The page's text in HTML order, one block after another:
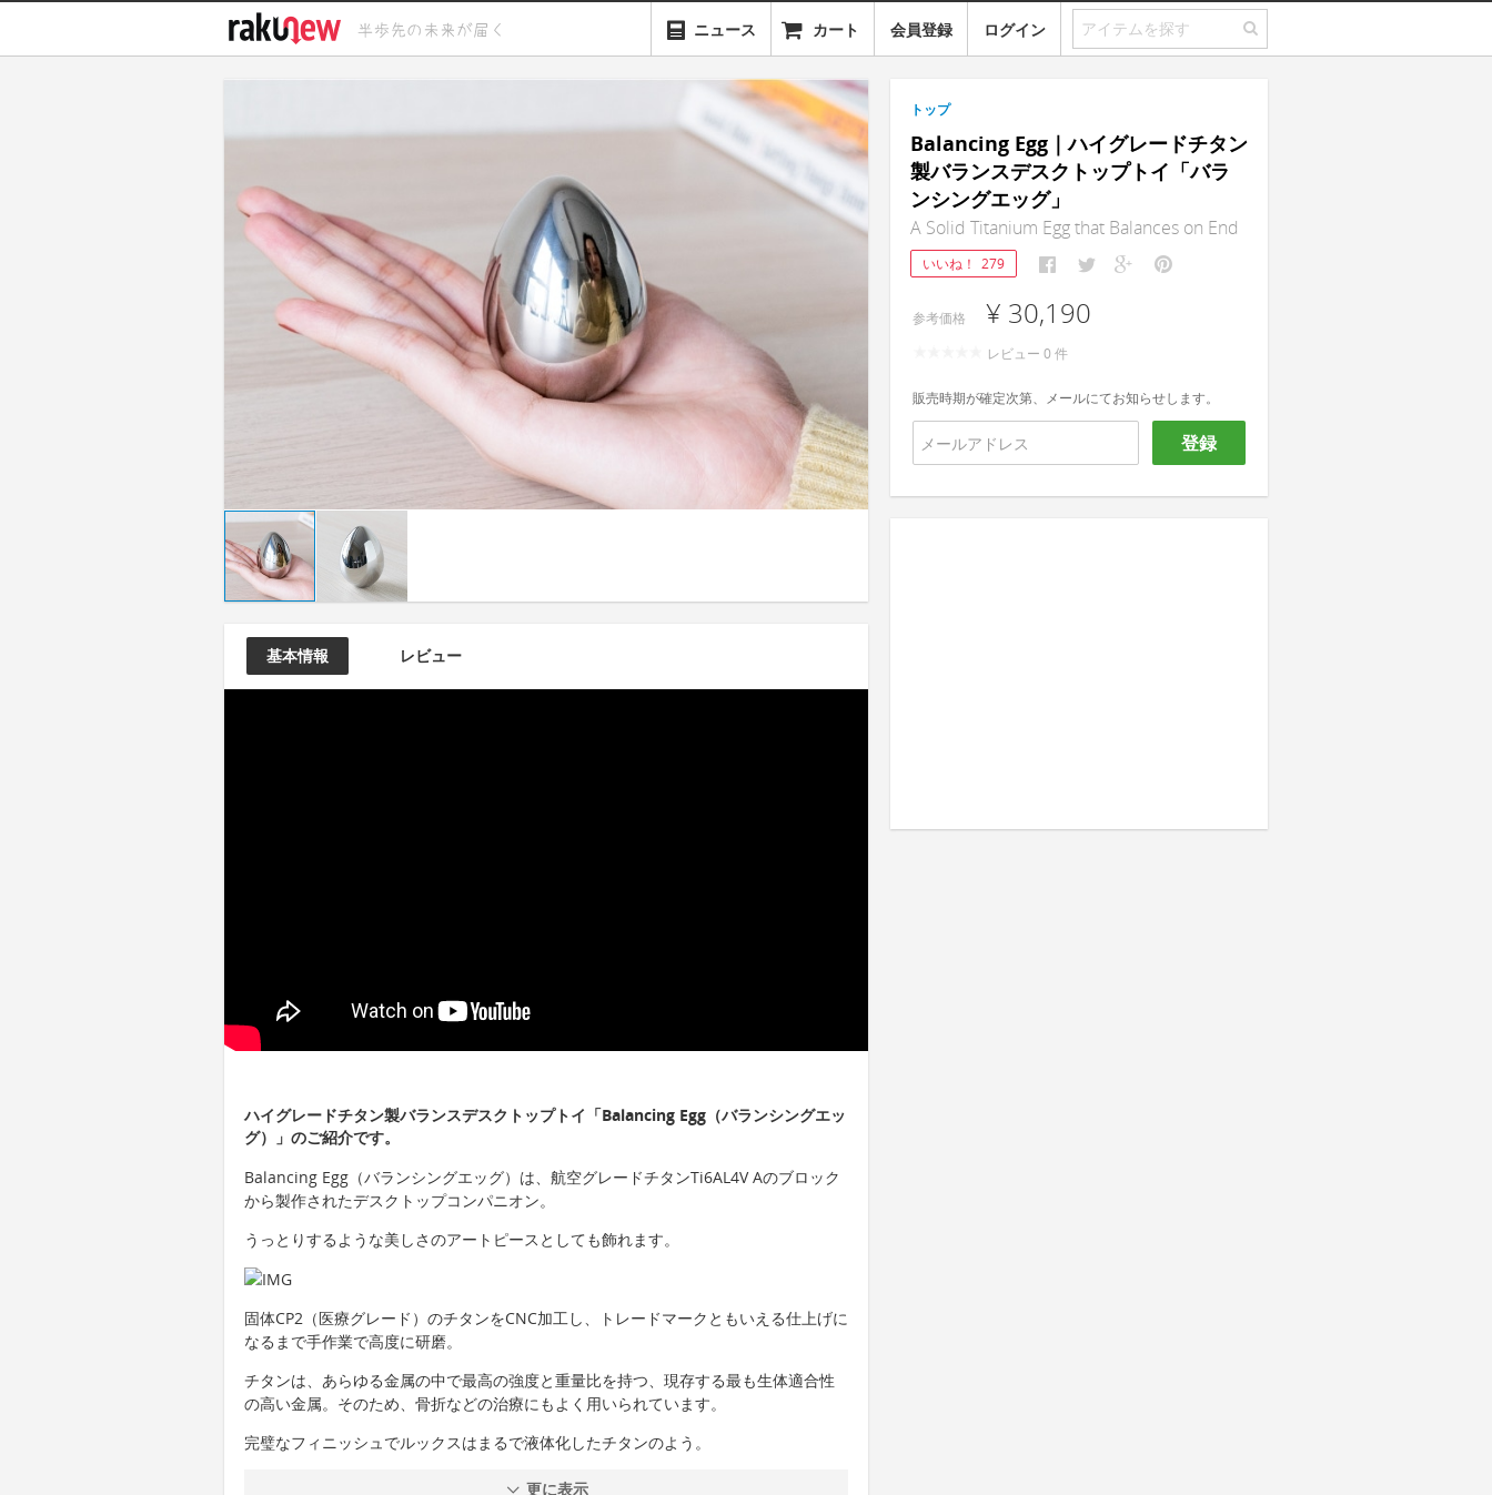
ニュース カート 会員登録 ログイン
基本情報 レビュー
ハイグレードチタン製バランスデスクトップトイ「Balancing Egg（バランシングエッ
グ）」のご紹介です。
Balancing Egg（バランシングエッグ）は、航空グレードチタンTi6AL4V Aのブロック
から製作されたデスクトップコンパニオン。
うっとりするような美しさのアートピースとしても飾れます。
固体CP2（医療グレード）のチタンをCNC加工し、トレードマークともいえる仕上げに
なるまで手作業で高度に研磨。
チタンは、あらゆる金属の中で最高の強度と重量比を持つ、現存する最も生体適合性
の高い金属。そのため、骨折などの治療にもよく用いられています。
完璧なフィニッシュでルックスはまるで液体化したチタンのよう。
更に表示
トップ
Balancing Egg｜ハイグレードチタン
製バランスデスクトップトイ「バラ
ンシングエッグ」
A Solid Titanium Egg that Balances on End
いいね！ 279
参考価格 ¥ 30,190
レビュー 0 件
販売時期が確定次第、メールにてお知らせします。
登録